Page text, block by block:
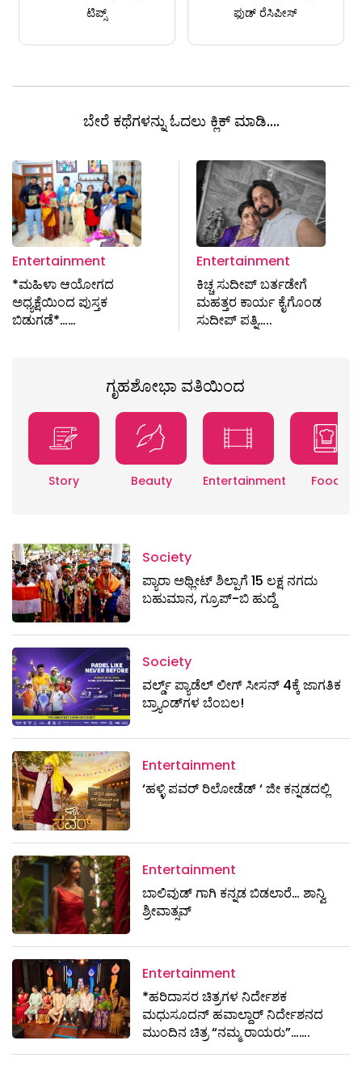
ಟಿಪ್ಸ್
ಫುಡ್ ರೆಸಿಪೀಸ್
ಬೇರೆ ಕಥೆಗಳನ್ನು ಓದಲು ಕ್ಲಿಕ್ ಮಾಡಿ....
Entertainment
*ಮಹಿಳಾ ಆಯೋಗದ
ಅಧ್ಯಕ್ಷೆಯಿಂದ ಪುಸ್ತಕ
ಬಿಡುಗಡೆ*……
Entertainment
ಕಿಚ್ಚ ಸುದೀಪ್ ಬರ್ತಡೇಗೆ
ಮಹತ್ತರ ಕಾರ್ಯ ಕೈಗೊಂಡ
ಸುದೀಪ್ ಪತ್ನಿ…..
ಗೃಹಶೋಭಾ ವತಿಯಿಂದ
Story Beauty Entertainment Food
Society
ಪ್ಯಾರಾ ಅಥ್ಲೀಟ್ ಶಿಲ್ಪಾಗೆ 15 ಲಕ್ಷ ನಗದು
ಬಹುಮಾನ, ಗ್ರೂಪ್-ಬಿ ಹುದ್ದೆ
Society
ವರ್ಲ್ಡ್ ಪ್ಯಾಡೆಲ್ ಲೀಗ್ ಸೀಸನ್ 4ಕ್ಕೆ ಜಾಗತಿಕ
ಬ್ರ್ಯಾಂಡ್‌ಗಳ ಬೆಂಬಲ!
Entertainment
‘ಹಳ್ಳಿ ಪವರ್ ರಿಲೋಡೆಡ್ ‘ ಜೀ ಕನ್ನಡದಲ್ಲಿ
Entertainment
ಬಾಲಿವುಡ್ ಗಾಗಿ ಕನ್ನಡ ಬಿಡಲಾರೆ… ಶಾನ್ವಿ
ಶ್ರೀವಾತ್ಸವ್
Entertainment
*ಹರಿದಾಸರ ಚಿತ್ರಗಳ ನಿರ್ದೇಶಕ
ಮಧುಸೂದನ್ ಹವಾಲ್ದಾರ್ ನಿರ್ದೇಶನದ
ಮುಂದಿನ ಚಿತ್ರ “ನಮ್ಮ ರಾಯರು”…….